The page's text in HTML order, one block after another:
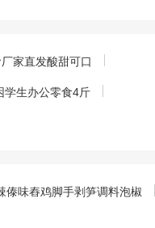
家直发酸甜可口
学生办公零食4斤
傣味舂鸡脚手剥笋调料泡椒